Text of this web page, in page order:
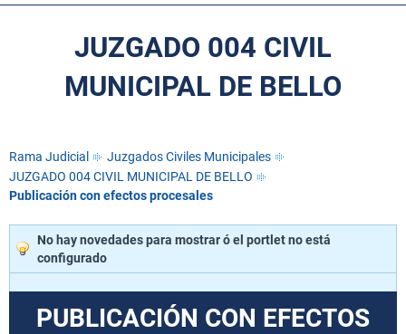
JUZGADO 004 CIVIL
MUNICIPAL DE BELLO
Rama Judicial
Juzgados Civiles Municipales
JUZGADO 004 CIVIL MUNICIPAL DE BELLO
Publicación con efectos procesales
No hay novedades para mostrar ó el portlet no está
configurado
PUBLICACIÓN CON EFECTOS